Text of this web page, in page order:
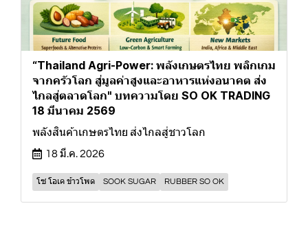
“Thailand Agri-Power: พลังเกษตรไทย พลิกเกม
จากครัวโลก สู่มูลค่าสูงและอาหารแห่งอนาคต ส่ง
ไกลสู่ตลาดโลก" บทความโดย SO OK TRADING
18 มีนาคม 2569
พลังสินค้าเกษตรไทย ส่งไกลสู่ชาวโลก
18 มี.ค. 2026
โซ โอเค ข้าวโพด SOOK SUGAR RUBBER SO OK